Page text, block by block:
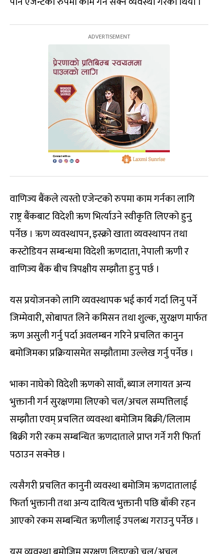
वाणिज्य बैंकले त्यस्तो एजेन्टको रुपमा काम गर्नका लागि
राष्ट्र बैंकबाट विदेशी ऋण भिर्त्याउने स्वीकृति लिएको हुनु
पर्नेछ । ऋण व्यवस्थापन, इस्क्रो खाता व्यवस्थापन तथा
कस्टोडियन सम्बन्धमा विदेशी ऋणदाता, नेपाली ऋणी र
वाणिज्य बैंक बीच त्रिपक्षीय सम्झौता हुनु पर्छ ।
यस प्रयोजनको लागि व्यवस्थापक भई कार्य गर्दा लिनु पर्ने
जिम्मेवारी, सोबापत लिने कमिसन तथा शुल्क, सुरक्षण मार्फत
ऋण असुली गर्नु पर्दा अवलम्बन गरिने प्रचलित कानुन
बमोजिमका प्रक्रियासमेत सम्झौतामा उल्लेख गर्नु पर्नेछ ।
भाका नाघेको विदेशी ऋणको सावाँ, ब्याज लगायत अन्य
भुक्तानी गर्न सुरक्षणमा लिएको चल/अचल सम्पत्तिलाई
सम्झौता एवम् प्रचलित व्यवस्था बमोजिम बिक्री/लिलाम
बिक्री गरी रकम सम्बन्धित ऋणदाताले प्राप्त गर्ने गरी फिर्ता
पठाउन सक्नेछ ।
त्यसैगरी प्रचलित कानुनी व्यवस्था बमोजिम ऋणदातालाई
फिर्ता भुक्तानी तथा अन्य दायित्व भुक्तानी पछि बाँकी रहन
आएको रकम सम्बन्धित ऋणीलाई उपलब्ध गराउनु पर्नेछ ।